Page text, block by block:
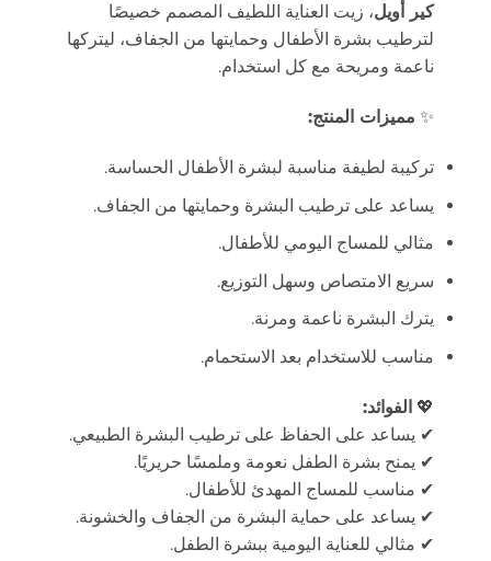
كير أويل، زيت العناية اللطيف المصمم خصيصًا
لترطيب بشرة الأطفال وحمايتها من الجفاف، ليتركها
ناعمة ومريحة مع كل استخدام.
✨ مميزات المنتج:
تركيبة لطيفة مناسبة لبشرة الأطفال الحساسة.
يساعد على ترطيب البشرة وحمايتها من الجفاف.
مثالي للمساج اليومي للأطفال.
سريع الامتصاص وسهل التوزيع.
يترك البشرة ناعمة ومرنة.
مناسب للاستخدام بعد الاستحمام.
💖 الفوائد:
✔ يساعد على الحفاظ على ترطيب البشرة الطبيعي.
✔ يمنح بشرة الطفل نعومة وملمسًا حريريًا.
✔ مناسب للمساج المهدئ للأطفال.
✔ يساعد على حماية البشرة من الجفاف والخشونة.
✔ مثالي للعناية اليومية ببشرة الطفل.